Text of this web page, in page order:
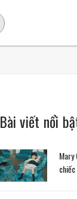
Bài viết nổi